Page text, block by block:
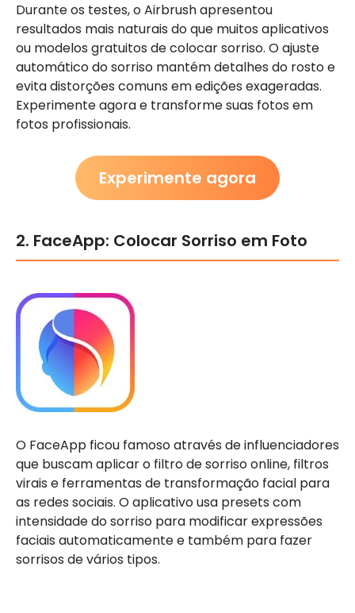
Durante os testes, o Airbrush apresentou
resultados mais naturais do que muitos aplicativos
ou modelos gratuitos de colocar sorriso. O ajuste
automático do sorriso mantém detalhes do rosto e
evita distorções comuns em edições exageradas.
Experimente agora e transforme suas fotos em
fotos profissionais.
Experimente agora
2. FaceApp: Colocar Sorriso em Foto
O FaceApp ficou famoso através de influenciadores
que buscam aplicar o filtro de sorriso online, filtros
virais e ferramentas de transformação facial para
as redes sociais. O aplicativo usa presets com
intensidade do sorriso para modificar expressões
faciais automaticamente e também para fazer
sorrisos de vários tipos.